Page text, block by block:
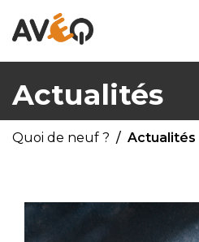
Actualités
Quoi de neuf ? Actualités